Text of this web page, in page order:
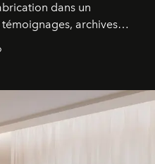
dans un
archives
d'un phénomène